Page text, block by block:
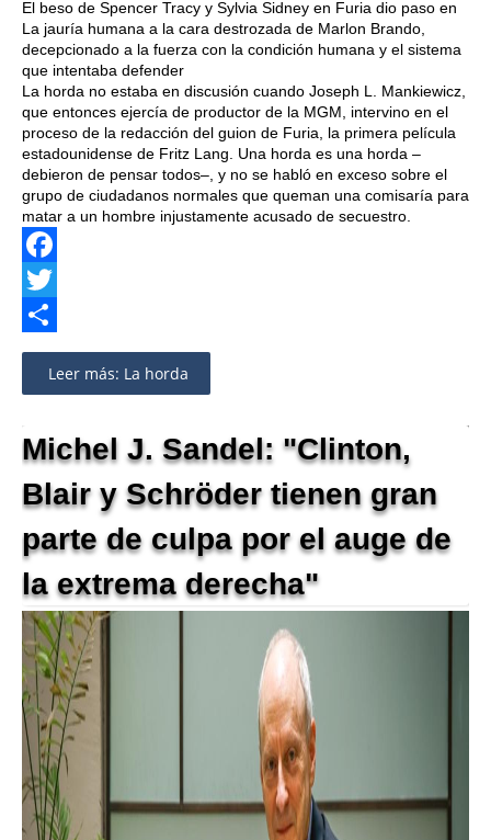
El beso de Spencer Tracy y Sylvia Sidney en Furia dio paso en
La jauría humana a la cara destrozada de Marlon Brando,
decepcionado a la fuerza con la condición humana y el sistema
que intentaba defender
La horda no estaba en discusión cuando Joseph L. Mankiewicz,
que entonces ejercía de productor de la MGM, intervino en el
proceso de la redacción del guion de Furia, la primera película
estadounidense de Fritz Lang. Una horda es una horda –
debieron de pensar todos–, y no se habló en exceso sobre el
grupo de ciudadanos normales que queman una comisaría para
matar a un hombre injustamente acusado de secuestro.
Facebook
Twitter
Share
Leer más: La horda
Michel J. Sandel: "Clinton,
Blair y Schröder tienen gran
parte de culpa por el auge de
la extrema derecha"